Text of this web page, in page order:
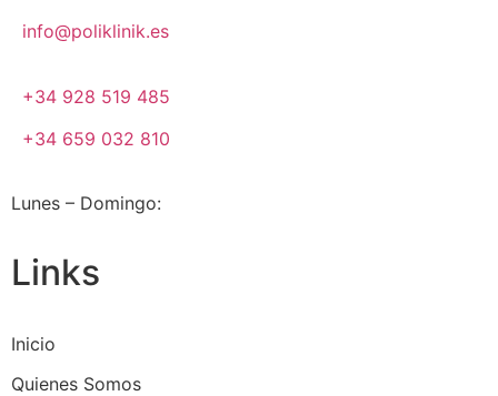
info@poliklinik.es
+34 928 519 485
+34 659 032 810
Lunes – Domingo:
Links
Inicio
Quienes Somos